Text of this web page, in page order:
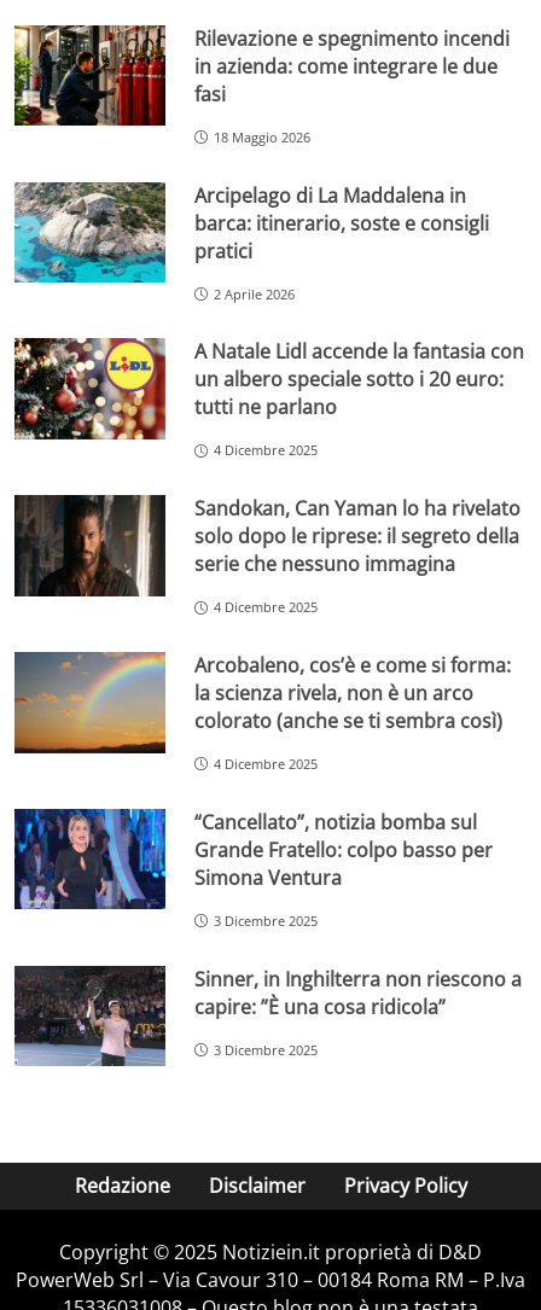
Rilevazione e spegnimento incendi
in azienda: come integrare le due
fasi
18 Maggio 2026
Arcipelago di La Maddalena in
barca: itinerario, soste e consigli
pratici
2 Aprile 2026
A Natale Lidl accende la fantasia con
un albero speciale sotto i 20 euro:
tutti ne parlano
4 Dicembre 2025
Sandokan, Can Yaman lo ha rivelato
solo dopo le riprese: il segreto della
serie che nessuno immagina
4 Dicembre 2025
Arcobaleno, cos’è e come si forma:
la scienza rivela, non è un arco
colorato (anche se ti sembra così)
4 Dicembre 2025
“Cancellato”, notizia bomba sul
Grande Fratello: colpo basso per
Simona Ventura
3 Dicembre 2025
Sinner, in Inghilterra non riescono a
capire: ”È una cosa ridicola”
3 Dicembre 2025
Redazione Disclaimer Privacy Policy
Copyright © 2025 Notiziein.it proprietà di D&D
PowerWeb Srl – Via Cavour 310 – 00184 Roma RM – P.Iva